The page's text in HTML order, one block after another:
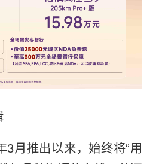
3月推出以来，始终将“用